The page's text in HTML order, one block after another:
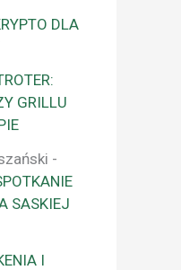
DLA
GRILLU
-
SASKIEJ
I